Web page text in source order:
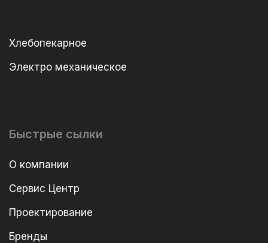
Хлебопекарное
Электро механическое
Быстрые сылки
О компании
Сервис Центр
Проектирование
Бренды